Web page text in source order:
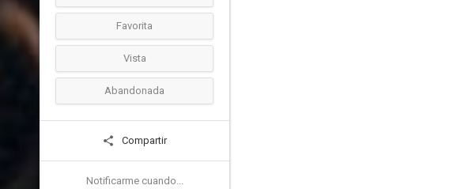
Favorita
Vista
Abandonada
Compartir
Notificarme cuando...